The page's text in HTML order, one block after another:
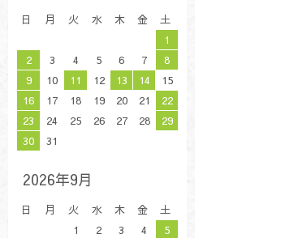
日 月 火 水 木 金
土
1
2
3 4 5 6 7
8
9
10 11 12 13 14
15
16
17 18 19 20 21
22
23
24 25 26 27 28
29
30
31
2026年9月
日 月 火 水 木 金
土
1
2 3 4
5